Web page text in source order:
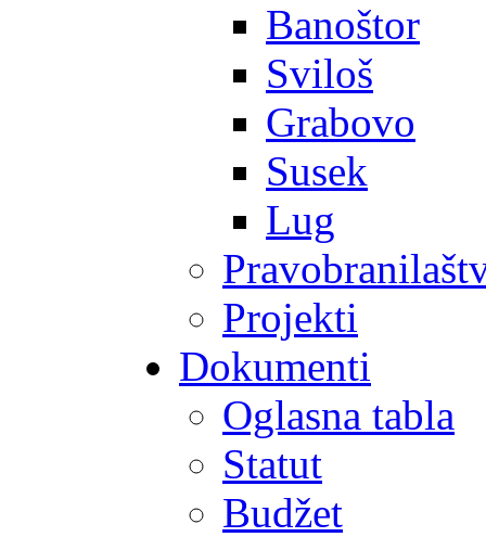
Banoštor
Sviloš
Grabovo
Susek
Lug
Projekti
Dokumenti
Oglasna tabla
Statut
Budžet